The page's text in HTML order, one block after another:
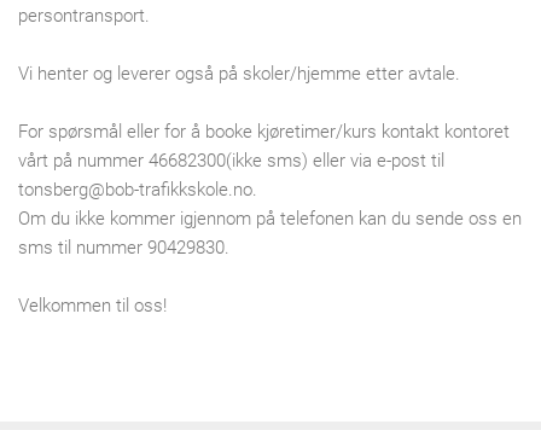
persontransport.
Vi henter og leverer også på skoler/hjemme etter avtale.
For spørsmål eller for å booke kjøretimer/kurs kontakt kontoret
vårt på nummer 46682300(ikke sms) eller via e-post til
tonsberg@bob-trafikkskole.no.
Om du ikke kommer igjennom på telefonen kan du sende oss en
sms til nummer 90429830.
Velkommen til oss!